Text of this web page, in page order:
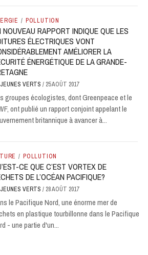
/ POLLUTION
NOUVEAU RAPPORT INDIQUE QUE LES
ÉLECTRIQUES VONT
AMÉLIORER LA
ÉNERGÉTIQUE DE LA GRANDE-
JEUNES VERTS/ 25 AOÛT 2017
groupes écologistes, dont Greenpeace et le
ont publié un rapport conjoint appelant le
britannique à avancer à...
/ POLLUTION
CE QUE C’EST VORTEX DE
DE L’OCÉAN PACIFIQUE?
JEUNES VERTS/ 28 AOÛT 2017
le Pacifique Nord, une énorme mer de
en plastique tourbillonne dans le Pacifique
- une partie d'un...